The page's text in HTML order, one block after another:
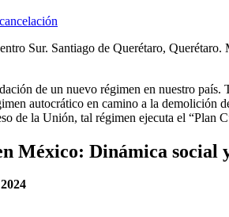
Sur. Santiago de Querétaro, Querétaro.
de un nuevo régimen en nuestro
autocrático en camino a la
de la Unión, tal régimen ejecuta el “Plan
México: Dinámica social